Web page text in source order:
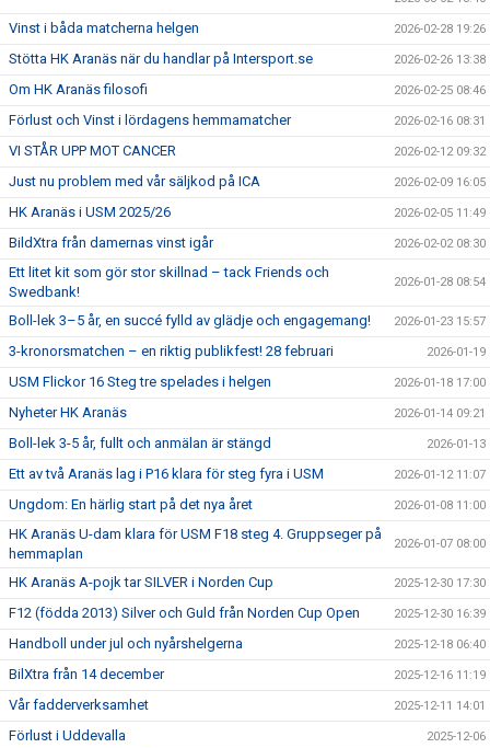
Vinst i båda matcherna helgen 2026-02-28 19:26
Stötta HK Aranäs när du handlar på Intersport.se 2026-02-26 13:38
Om HK Aranäs filosofi 2026-02-25 08:46
Förlust och Vinst i lördagens hemmamatcher 2026-02-16 08:31
VI STÅR UPP MOT CANCER 2026-02-12 09:32
Just nu problem med vår säljkod på ICA 2026-02-09 16:05
HK Aranäs i USM 2025/26 2026-02-05 11:49
BildXtra från damernas vinst igår 2026-02-02 08:30
Ett litet kit som gör stor skillnad – tack Friends och
Swedbank!
2026-01-28 08:54
Boll-lek 3–5 år, en succé fylld av glädje och engagemang! 2026-01-23 15:57
3-kronorsmatchen – en riktig publikfest! 28 februari 2026-01-19
USM Flickor 16 Steg tre spelades i helgen 2026-01-18 17:00
Nyheter HK Aranäs 2026-01-14 09:21
Boll-lek 3-5 år, fullt och anmälan är stängd 2026-01-13
Ett av två Aranäs lag i P16 klara för steg fyra i USM 2026-01-12 11:07
Ungdom: En härlig start på det nya året 2026-01-08 11:00
HK Aranäs U-dam klara för USM F18 steg 4. Gruppseger på
hemmaplan
2026-01-07 08:00
HK Aranäs A-pojk tar SILVER i Norden Cup 2025-12-30 17:30
F12 (födda 2013) Silver och Guld från Norden Cup Open 2025-12-30 16:39
Handboll under jul och nyårshelgerna 2025-12-18 06:40
BilXtra från 14 december 2025-12-16 11:19
Vår fadderverksamhet 2025-12-11 14:01
Förlust i Uddevalla 2025-12-06